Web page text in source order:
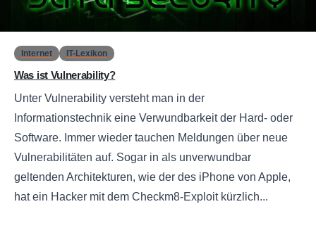
Internet IT-Lexikon
Was ist Vulnerability?
Unter Vulnerability versteht man in der
Informationstechnik eine Verwundbarkeit der Hard- oder
Software. Immer wieder tauchen Meldungen über neue
Vulnerabilitäten auf. Sogar in als unverwundbar
geltenden Architekturen, wie der des iPhone von Apple,
hat ein Hacker mit dem Checkm8-Exploit kürzlich...